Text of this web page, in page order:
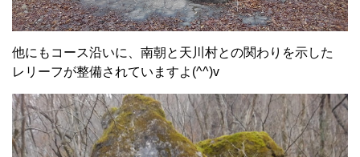
他にもコース沿いに、南朝と天川村との関わりを示した
レリーフが整備されていますよ(^^)v